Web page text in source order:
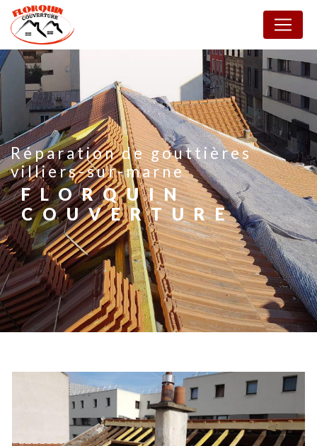
réparation de gouttières
villiers-sur-marne
FLORQUIN
COUVERTURE
Panneau de gestion des cookies